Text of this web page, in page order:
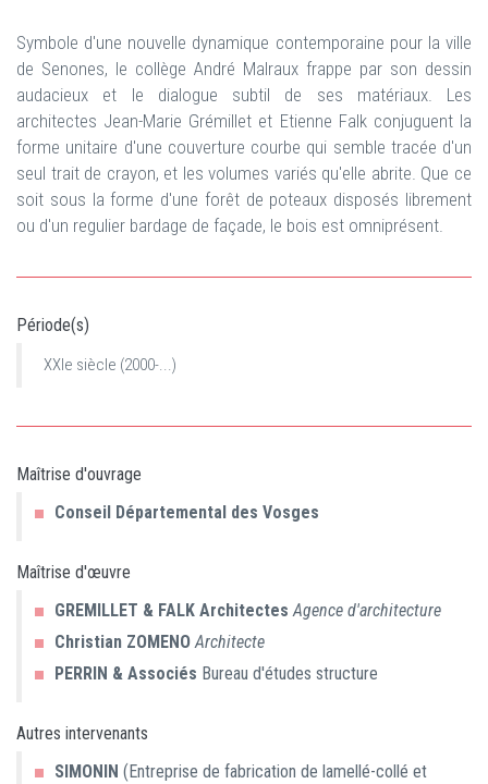
Symbole d'une nouvelle dynamique contemporaine pour la ville
de Senones, le collège André Malraux frappe par son dessin
audacieux et le dialogue subtil de ses matériaux. Les
architectes Jean-Marie Grémillet et Etienne Falk conjuguent la
forme unitaire d'une couverture courbe qui semble tracée d'un
seul trait de crayon, et les volumes variés qu'elle abrite. Que ce
soit sous la forme d'une forêt de poteaux disposés librement
ou d'un regulier bardage de façade, le bois est omniprésent.
Période(s)
XXIe siècle (2000-...)
Maîtrise d'ouvrage
Conseil Départemental des Vosges
Maîtrise d'œuvre
GREMILLET & FALK Architectes Agence d'architecture
Christian ZOMENO Architecte
PERRIN & Associés Bureau d'études structure
Autres intervenants
SIMONIN (Entreprise de fabrication de lamellé-collé et